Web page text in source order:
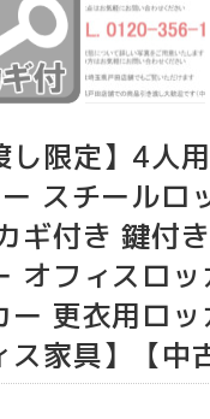
し限定】4人
スチールロ
ギ付き 鍵付
オフィスロ
ー 更衣用ロ
ス家具】【中